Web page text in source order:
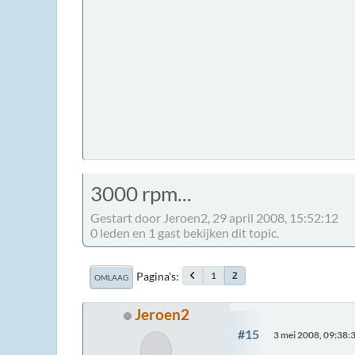
3000 rpm...
Gestart door Jeroen2, 29 april 2008, 15:52:12
0 leden en 1 gast bekijken dit topic.
OMLAAG Pagina's 1 2
Jeroen2
#15 3 mei 2008,